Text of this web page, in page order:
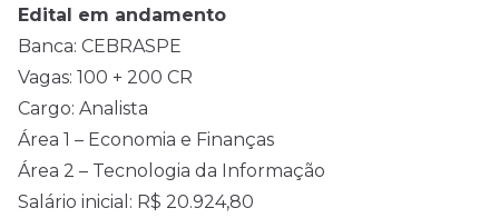
Edital em andamento
Banca: CEBRASPE
Vagas: 100 + 200 CR
Cargo: Analista
Área 1 – Economia e Finanças
Área 2 – Tecnologia da Informação
Salário inicial: R$ 20.924,80